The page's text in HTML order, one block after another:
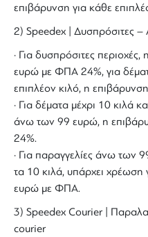
επιβάρυνση για κάθε
2) Speedex | Δυσπρόσιτες –
· Για δυσπρόσιτες
ευρώ με ΦΠΑ 24%, για
επιπλέον κιλό, η
· Για δέματα μέχρι 10 κιλά
άνω των 99 ευρώ, η
24%.
· Για παραγγελίες άνω των
τα 10 κιλά, υπάρχει χρέωση
ευρώ με ΦΠΑ.
3) Speedex Courier |
courier